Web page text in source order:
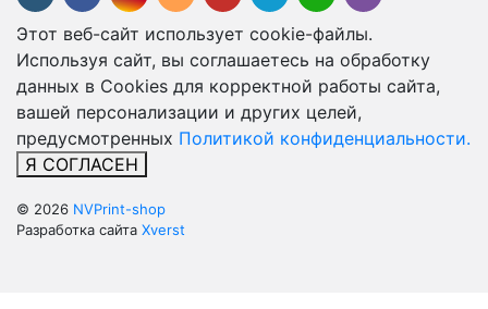
Этот веб-сайт использует cookie-файлы.
Используя сайт, вы соглашаетесь на обработку
данных в Cookies для корректной работы сайта,
вашей персонализации и других целей,
предусмотренных Политикой конфиденциальности.
Я СОГЛАСЕН
© 2026 NVPrint-shop
Разработка сайта Xverst